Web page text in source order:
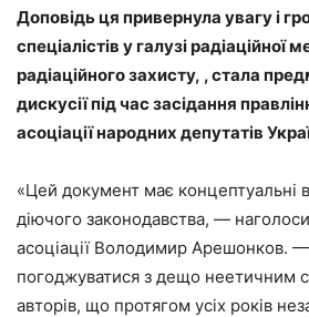
Доповідь ця привернула увагу і
спеціалістів у галузі радіаційної
радіаційного захисту, , стала
дискусії під час засідання
асоціації народних депутатів
«Цей документ має концептуальні
діючого законодавства, —
асоціації Володимир Арешонков.
погоджуватися з дещо неетичним
авторів, що протягом усіх років